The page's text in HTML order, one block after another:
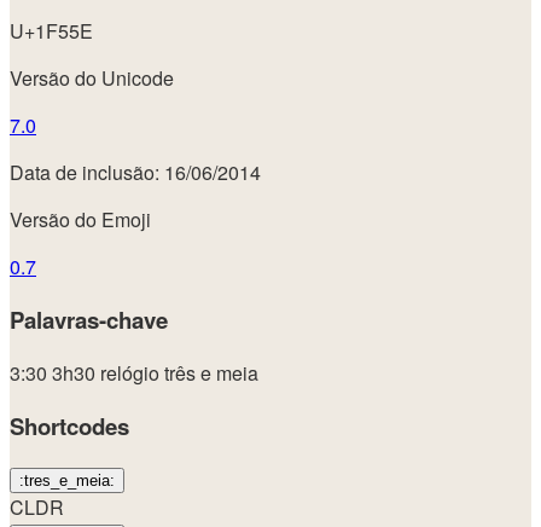
U+1F55E
Versão do Unicode
7.0
Data de inclusão: 16/06/2014
Versão do Emoji
0.7
Palavras-chave
3:30 3h30 relógio três e meia
Shortcodes
:tres_e_meia:
CLDR